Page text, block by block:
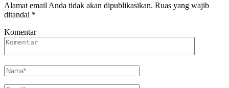
Alamat email Anda tidak akan dipublikasikan. Ruas yang wajib
ditandai *
Komentar